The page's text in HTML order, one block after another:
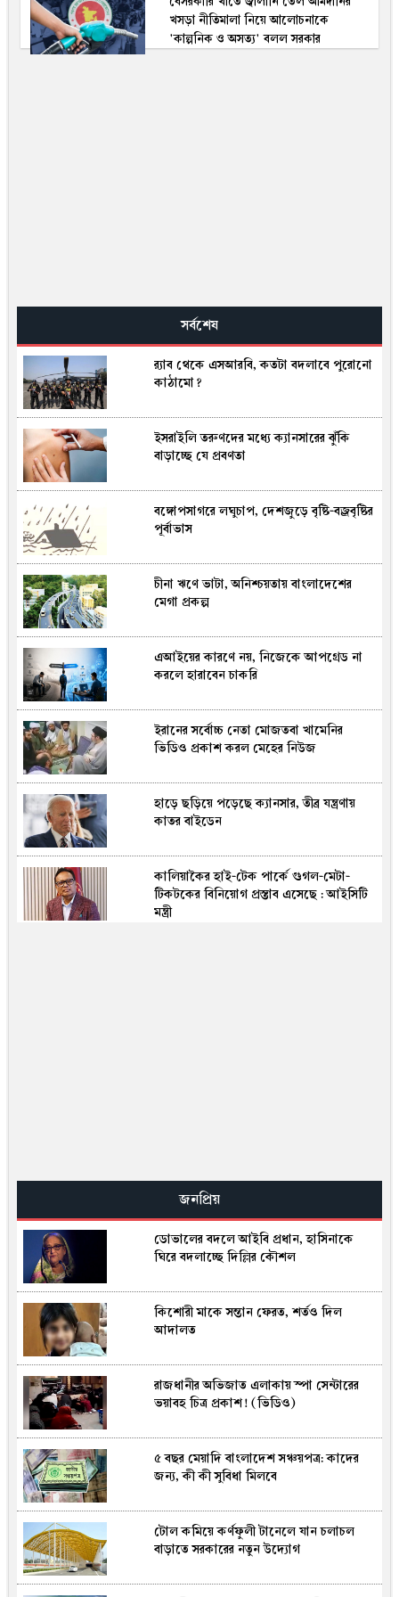
খসড়া নীতিমালা নিয়ে আলোচনাকে
'কাল্পনিক ও অসত্য' বলল সরকার
সর্বশেষ
র‍্যাব থেকে এসআরবি, কতটা বদলাবে পুরোনো
কাঠামো?
ইসরাইলি তরুণদের মধ্যে ক্যানসারের ঝুঁকি
বাড়াচ্ছে যে প্রবণতা
বঙ্গোপসাগরে লঘুচাপ, দেশজুড়ে বৃষ্টি-বজ্রবৃষ্টির
পূর্বাভাস
চীনা ঋণে ভাটা, অনিশ্চয়তায় বাংলাদেশের
মেগা প্রকল্প
এআইয়ের কারণে নয়, নিজেকে আপগ্রেড না
করলে হারাবেন চাকরি
ইরানের সর্বোচ্চ নেতা মোজতবা খামেনির
ভিডিও প্রকাশ করল মেহের নিউজ
হাড়ে ছড়িয়ে পড়েছে ক্যানসার, তীব্র যন্ত্রণায়
কাতর বাইডেন
কালিয়াকৈর হাই-টেক পার্কে গুগল-মেটা-
টিকটকের বিনিয়োগ প্রস্তাব এসেছে : আইসিটি
মন্ত্রী
আমলনামা
বাংলাদেশিদের শ্রমে সমৃদ্ধ গ্রিসের স্ট্রবেরি শিল্প,
নেই প্রাপ্য স্বীকৃতি
আলমারিতে রাখা ২ লাখ টাকা কেটে খেল
ইঁদুর-উইপোকা, সর্বস্বান্ত কৃষক
ডিজিটাল ব্যাংকিংয়ে নতুন ঋণসুবিধা, বিল-
রিচার্জে মিলবে ৫ হাজার টাকা
ঋণ সংকোচনে হুমকিতে গ্রামীণ অর্থনীতি,
বাড়ছে শঙ্কা
নতুন দায়িত্বে স্বরাষ্ট্রমন্ত্রীসহ ৬ মন্ত্রী-প্রতিমন্ত্রী,
উচ্চপর্যায়ের কমিটি গঠন
জনপ্রিয়
ডোভালের বদলে আইবি প্রধান, হাসিনাকে
ঘিরে বদলাচ্ছে দিল্লির কৌশল
কিশোরী মাকে সন্তান ফেরত, শর্তও দিল
আদালত
রাজধানীর অভিজাত এলাকায় স্পা সেন্টারের
ভয়াবহ চিত্র প্রকাশ! (ভিডিও)
৫ বছর মেয়াদি বাংলাদেশ সঞ্চয়পত্র: কাদের
জন্য, কী কী সুবিধা মিলবে
টোল কমিয়ে কর্ণফুলী টানেলে যান চলাচল
বাড়াতে সরকারের নতুন উদ্যোগ